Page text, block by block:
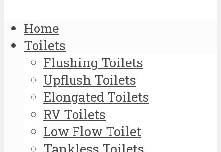
Home
Toilets
Flushing Toilets
Upflush Toilets
Elongated Toilets
RV Toilets
Low Flow Toilet